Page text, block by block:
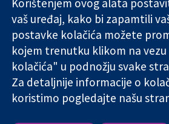
The Cochrane Collaboration is a charity
company limited by guarantee (no.
England & Wales. VAT registration
Copyright © 2026 The Cochrane
Uvjeti korištenja|Odricanje od
vaš uređaj, kako bi zapamtili
postavke kolačića možete
kojem trenutku klikom na
kolačića" u podnožju svake
Za detaljnije informacije o
koristimo pogledajte našu